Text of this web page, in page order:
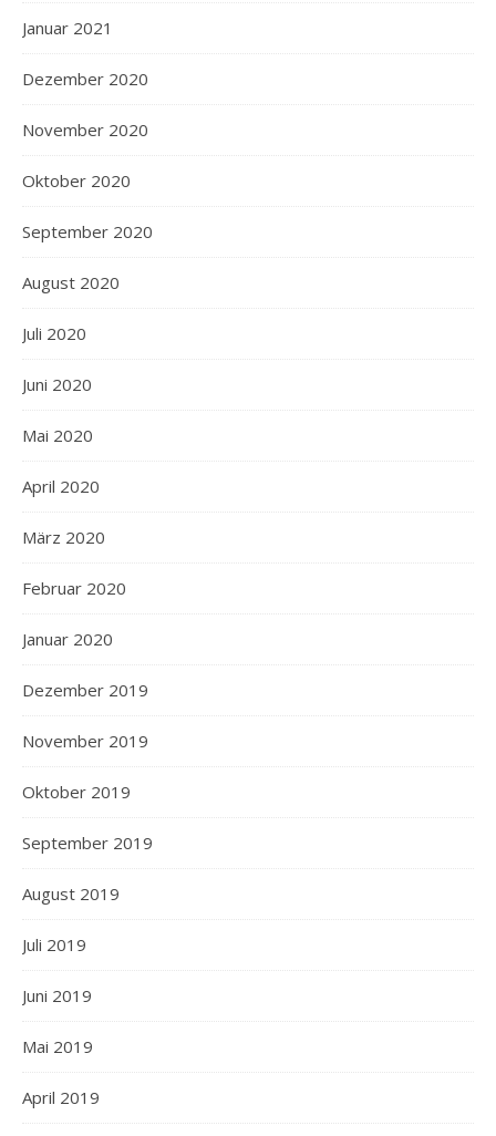
Januar 2021
Dezember 2020
November 2020
Oktober 2020
September 2020
August 2020
Juli 2020
Juni 2020
Mai 2020
April 2020
März 2020
Februar 2020
Januar 2020
Dezember 2019
November 2019
Oktober 2019
September 2019
August 2019
Juli 2019
Juni 2019
Mai 2019
April 2019